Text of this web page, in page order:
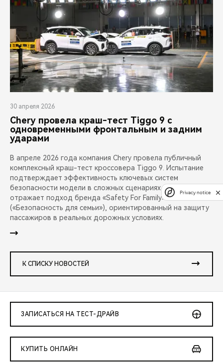
30 апреля 2026
Chery провела краш-тест Tiggo 9 с
одновременными фронтальным и задним
ударами
В апреле 2026 года компания Chery провела публичный
комплексный краш-тест кроссовера Tiggo 9. Испытание
подтверждает эффективность ключевых систем
безопасности модели в сложных сценариях аварий и
отражает подход бренда «Safety For Family»
(«Безопасность для семьи»), ориентированный на защиту
пассажиров в реальных дорожных условиях.
К СПИСКУ НОВОСТЕЙ
ЗАПИСАТЬСЯ НА ТЕСТ-ДРАЙВ
КУПИТЬ ОНЛАЙН
Privacy notice